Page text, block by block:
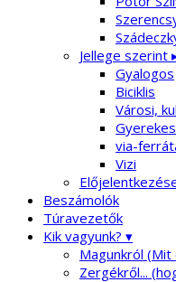
Jellege szerint
Gyalogos
Biciklis
Városi,
Gyerekes
via-
Vizi
Beszámolók
Túravezetők
Kik vagyunk? ▾
Magunkról (Mit
Zergékről...